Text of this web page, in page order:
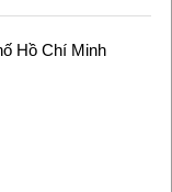
Hồ Chí Minh